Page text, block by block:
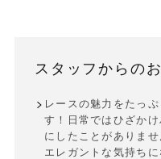
スタッフからの
レースの魅力をたっ
す！日常ではひざか
にしたことがありま
エレガントな気持ちに